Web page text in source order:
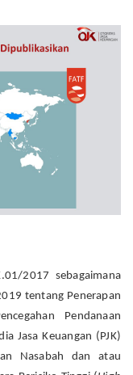
2017 sebagaimana
tentang Penerapan
Pendanaan
Jasa Keuangan (PJK)
Nasabah dan atau